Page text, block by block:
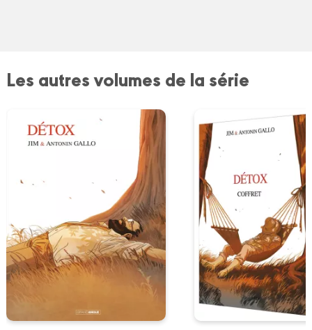
Les autres volumes de la série